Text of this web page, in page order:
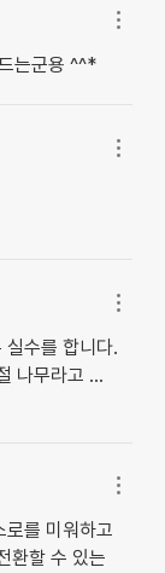
는군용 ^^*
실수를 합니다.
나무라고 ...
로를 미워하고
환할 수 있는